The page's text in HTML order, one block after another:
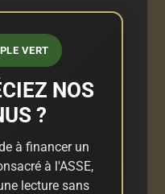
VERT
NOS
?
à financer un
à l'ASSE,
lecture sans